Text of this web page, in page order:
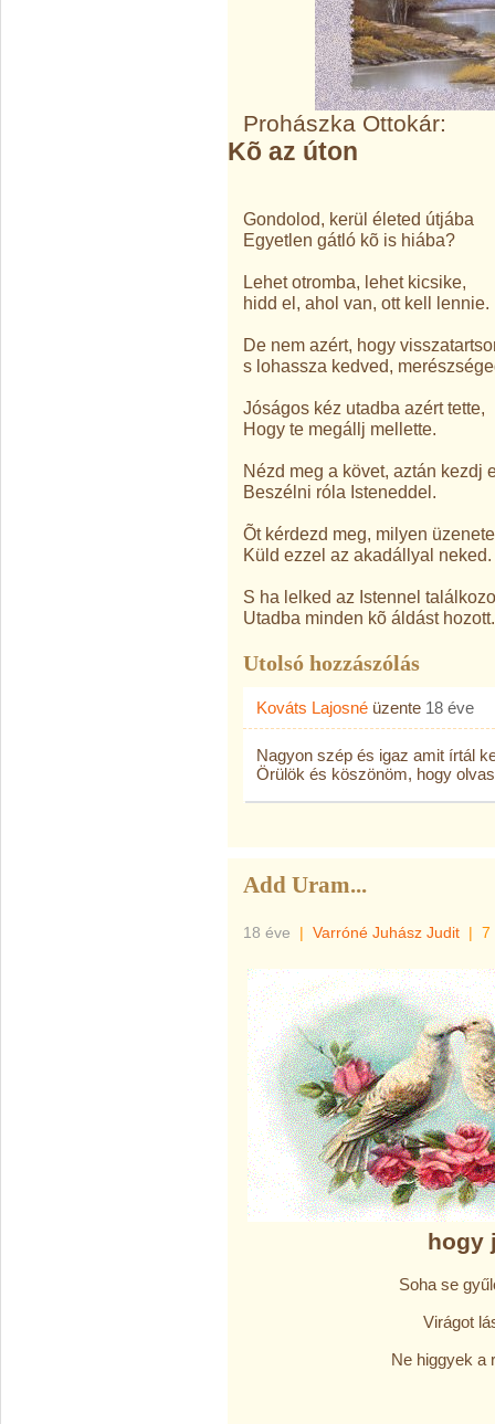
Prohászka Ottokár:
Kõ az úton
Gondolod, kerül életed útjába
Egyetlen gátló kõ is hiába?
Lehet otromba, lehet kicsike,
hidd el, ahol van, ott kell lennie.
De nem azért, hogy
s lohassza kedved,
Jóságos kéz utadba azért tette,
Hogy te megállj mellette.
Nézd meg a követ, aztán kezdj
Beszélni róla Isteneddel.
Õt kérdezd meg, milyen
Küld ezzel az akadállyal neked.
S ha lelked az Istennel
Utadba minden kõ áldást hozott.
Utolsó hozzászólás
Kováts Lajosné üzente 18 éve
Nagyon szép és igaz amit írtál
Örülök és köszönöm, hogy
Add Uram...
18 éve | Varróné Juhász Judit | 7
hogy
Soha se
Virágot
Ne higgyek a